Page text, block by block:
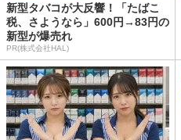
新型タバコが大反響！「たばこ
税、さようなら」600円→83円の
新型が爆売れ
PR(株式会社HAL)